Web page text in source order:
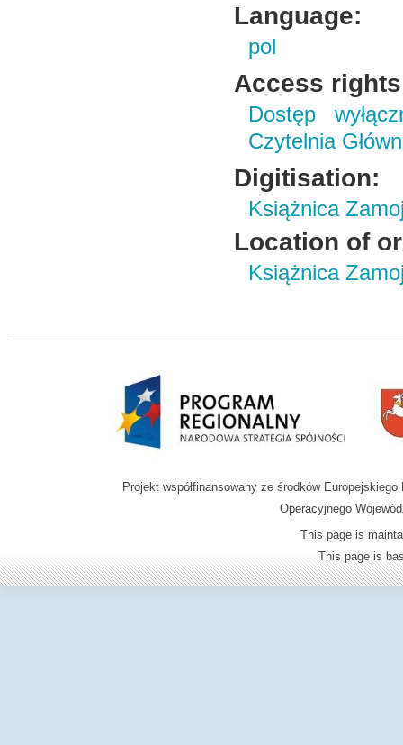
Language:
pol
Access
Dostęp
Czytelnia
Digitisation:
Książnica
Location of
Książnica
Projekt współfinansowany ze środków
Operacyjnego
This page is
This page is